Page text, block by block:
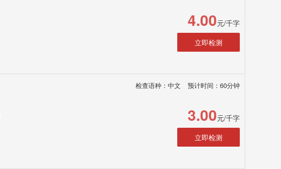
4.00元/千字
立即检测
检查语种：中文 预计时间：60分钟
3.00元/千字
立即检测